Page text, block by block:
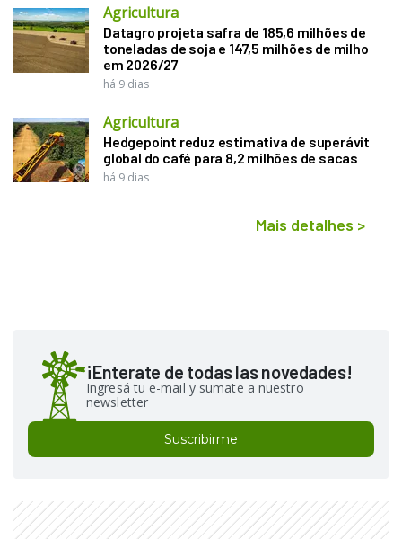
Agricultura
Datagro projeta safra de 185,6 milhões de
toneladas de soja e 147,5 milhões de milho
em 2026/27
há 9 dias
Agricultura
Hedgepoint reduz estimativa de superávit
global do café para 8,2 milhões de sacas
há 9 dias
Mais detalhes >
¡Enterate de todas las novedades!
Ingresá tu e-mail y sumate a nuestro
newsletter
Suscribirme